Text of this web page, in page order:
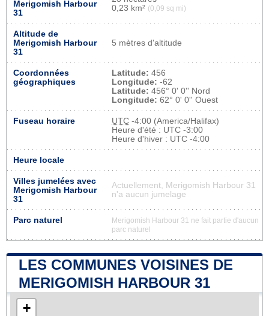
Merigomish Harbour
31
0,23 km² (0,09 sq mi)
Altitude de
Merigomish Harbour
31
5 mètres d'altitude
Coordonnées
géographiques
Latitude: 456
Longitude: -62
Latitude: 456° 0' 0'' Nord
Longitude: 62° 0' 0'' Ouest
Fuseau horaire UTC -4:00 (America/Halifax)
Heure d'été : UTC -3:00
Heure d'hiver : UTC -4:00
Heure locale
Villes jumelées avec
Merigomish Harbour
31
Actuellement, Merigomish Harbour 31
n'a aucun jumelage
Parc naturel
Merigomish Harbour 31 ne fait partie d'aucun
parc naturel
LES COMMUNES VOISINES DE
MERIGOMISH HARBOUR 31
+